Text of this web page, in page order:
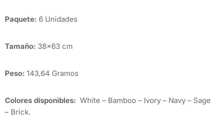
Paquete: 6 Unidades
Tamaño: 38×63 cm
Peso: 143,64 Gramos
Colores disponibles: White – Bamboo – Ivory – Navy – Sage
– Brick.